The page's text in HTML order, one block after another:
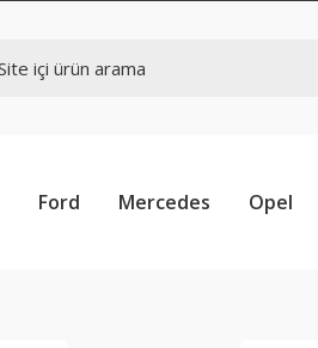
Ford Mercedes Opel